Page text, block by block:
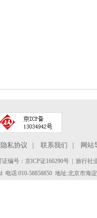
隐私协议 联系我们 网站
编号：京ICP证160290号 | 旅行社
话:010-58858850 地址:北京市海